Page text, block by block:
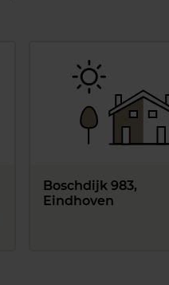
Boschdijk 983,
Eindhoven